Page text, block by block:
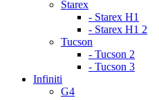
Starex
- Starex H1
- Starex H1 2
Tucson
- Tucson 2
- Tucson 3
Infiniti
G4